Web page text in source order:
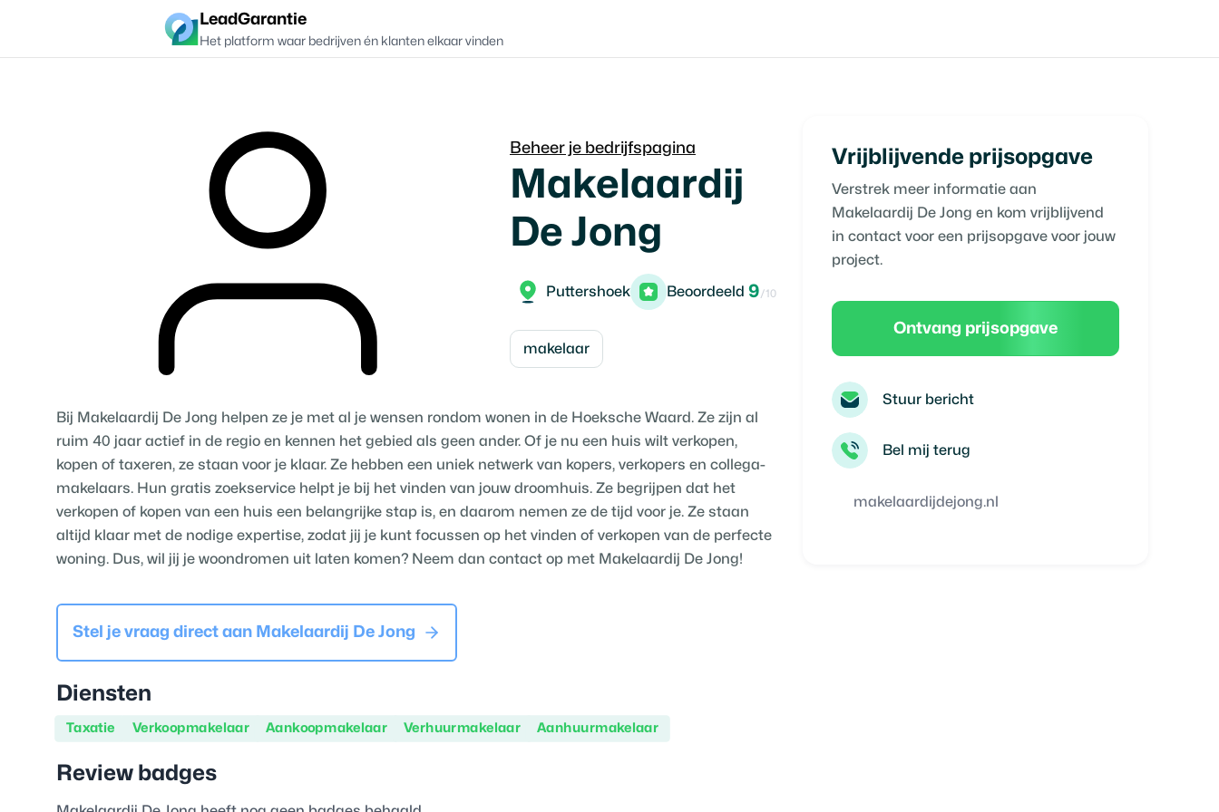
LeadGarantie
Het platform waar bedrijven én klanten elkaar vinden
Beheer je bedrijfspagina
Makelaardij
De Jong
Puttershoek Beoordeeld 9/10
makelaar
Bij Makelaardij De Jong helpen ze je met al je wensen rondom wonen in de Hoeksche Waard. Ze zijn al
ruim 40 jaar actief in de regio en kennen het gebied als geen ander. Of je nu een huis wilt verkopen,
kopen of taxeren, ze staan voor je klaar. Ze hebben een uniek netwerk van kopers, verkopers en collega-
makelaars. Hun gratis zoekservice helpt je bij het vinden van jouw droomhuis. Ze begrijpen dat het
verkopen of kopen van een huis een belangrijke stap is, en daarom nemen ze de tijd voor je. Ze staan
altijd klaar met de nodige expertise, zodat jij je kunt focussen op het vinden of verkopen van de perfecte
woning. Dus, wil jij je woondromen uit laten komen? Neem dan contact op met Makelaardij De Jong!
Stel je vraag direct aan Makelaardij De Jong
Diensten
Taxatie Verkoopmakelaar Aankoopmakelaar Verhuurmakelaar Aanhuurmakelaar
Review badges
Vrijblijvende prijsopgave
Verstrek meer informatie aan
Makelaardij De Jong en kom vrijblijvend
in contact voor een prijsopgave voor jouw
project.
Ontvang prijsopgave
Stuur bericht
Bel mij terug
makelaardijdejong.nl